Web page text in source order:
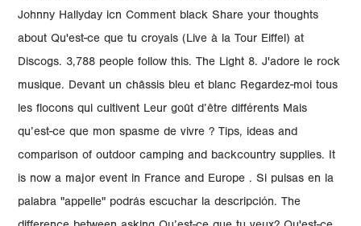
Johnny Hallyday icn Comment black Share your thoughts
about Qu'est-ce que tu croyais (Live à la Tour Eiffel) at
Discogs. 3,788 people follow this. The Light 8. J'adore le rock
musique. Devant un châssis bleu et blanc Regardez-moi tous
les flocons qui cultivent Leur goût d’être différents Mais
qu’est-ce que mon spasme de vivre ? Tips, ideas and
comparison of outdoor camping and backcountry supplies. It
is now a major event in France and Europe . Si pulsas en la
palabra "appelle" podrás escuchar la descripción. The